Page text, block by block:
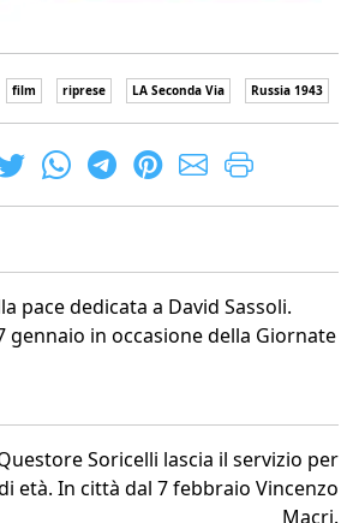
film riprese LA Seconda Via Russia 1943
pace dedicata a David Sassoli.
gennaio in occasione della Giornate
Soricelli lascia il servizio per
età. In città dal 7 febbraio Vincenzo
Macri.